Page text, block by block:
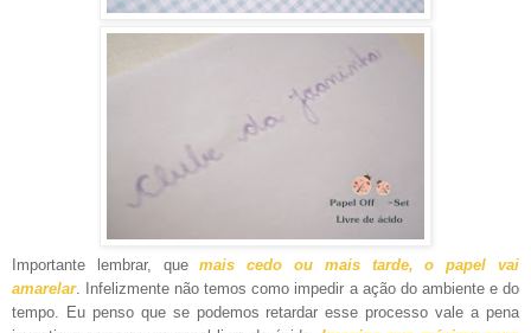
Importante lembrar, quemais cedo ou mais tarde, o papel vai
amarelar. Infelizmente não temos como impedir a ação do ambiente e do
tempo. Eu penso que se podemos retardar esse processo vale a pena